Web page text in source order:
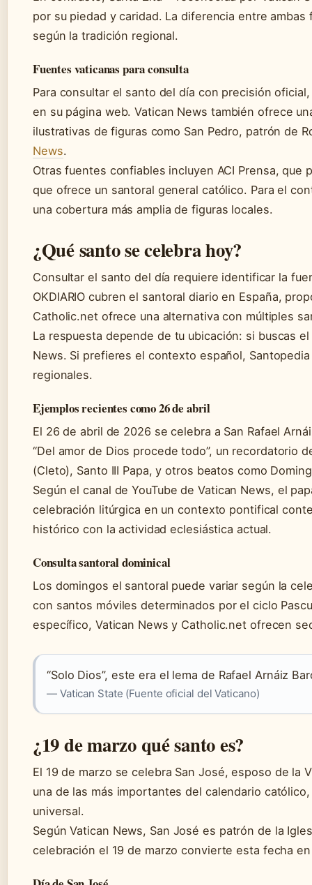
por su piedad y caridad. La diferencia entre
según la tradición regional.
Fuentes vaticanas para consulta
Para consultar el santo del día con precisión
en su página web. Vatican News también ofrece
ilustrativas de figuras como San Pedro, patrón de
News.
Otras fuentes confiables incluyen ACI Prensa, que
que ofrece un santoral general católico. Para el
una cobertura más amplia de figuras locales.
¿Qué santo se celebra hoy?
Consultar el santo del día requiere identificar la
OKDIARIO cubren el santoral diario en España,
Catholic.net ofrece una alternativa con múltiples
La respuesta depende de tu ubicación: si buscas
News. Si prefieres el contexto español,
regionales.
Ejemplos recientes como 26 de abril
El 26 de abril de 2026 se celebra a San Rafael
“Del amor de Dios procede todo”, un recordatorio
(Cleto), Santo III Papa, y otros beatos como
Según el canal de YouTube de Vatican News, el
celebración litúrgica en un contexto pontifical
histórico con la actividad eclesiástica actual.
Consulta santoral dominical
Los domingos el santoral puede variar según la
con santos móviles determinados por el ciclo
específico, Vatican News y Catholic.net ofrecen
“Solo Dios”, este era el lema de Rafael Arnáiz
— Vatican State (Fuente oficial del Vaticano)
¿19 de marzo qué santo es?
El 19 de marzo se celebra San José, esposo de
una de las más importantes del calendario
universal.
Según Vatican News, San José es patrón de la
celebración el 19 de marzo convierte esta fecha